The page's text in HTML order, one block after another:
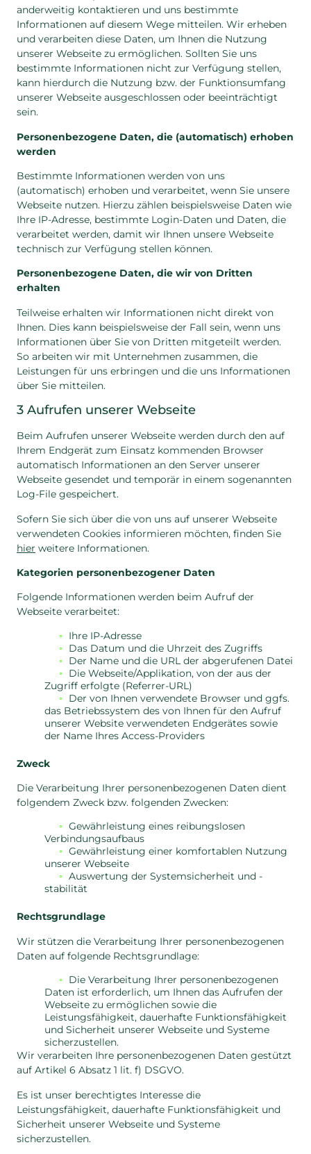
anderweitig kontaktieren und uns bestimmte
Informationen auf diesem Wege mitteilen. Wir erheben
und verarbeiten diese Daten, um Ihnen die Nutzung
unserer Webseite zu ermöglichen. Sollten Sie uns
bestimmte Informationen nicht zur Verfügung stellen,
kann hierdurch die Nutzung bzw. der Funktionsumfang
unserer Webseite ausgeschlossen oder beeinträchtigt
sein.
Personenbezogene Daten, die (automatisch) erhoben
werden
Bestimmte Informationen werden von uns
(automatisch) erhoben und verarbeitet, wenn Sie unsere
Webseite nutzen. Hierzu zählen beispielsweise Daten wie
Ihre IP-Adresse, bestimmte Login-Daten und Daten, die
verarbeitet werden, damit wir Ihnen unsere Webseite
technisch zur Verfügung stellen können.
Personenbezogene Daten, die wir von Dritten
erhalten
Teilweise erhalten wir Informationen nicht direkt von
Ihnen. Dies kann beispielsweise der Fall sein, wenn uns
Informationen über Sie von Dritten mitgeteilt werden.
So arbeiten wir mit Unternehmen zusammen, die
Leistungen für uns erbringen und die uns Informationen
über Sie mitteilen.
3 Aufrufen unserer Webseite
Beim Aufrufen unserer Webseite werden durch den auf
Ihrem Endgerät zum Einsatz kommenden Browser
automatisch Informationen an den Server unserer
Webseite gesendet und temporär in einem sogenannten
Log-File gespeichert.
Sofern Sie sich über die von uns auf unserer Webseite
verwendeten Cookies informieren möchten, finden Sie
hier weitere Informationen.
Kategorien personenbezogener Daten
Folgende Informationen werden beim Aufruf der
Webseite verarbeitet:
Ihre IP-Adresse
Das Datum und die Uhrzeit des Zugriffs
Der Name und die URL der abgerufenen Datei
Die Webseite/Applikation, von der aus der
Zugriff erfolgte (Referrer-URL)
Der von Ihnen verwendete Browser und ggfs.
das Betriebssystem des von Ihnen für den Aufruf
unserer Website verwendeten Endgerätes sowie
der Name Ihres Access-Providers
Zweck
Die Verarbeitung Ihrer personenbezogenen Daten dient
folgendem Zweck bzw. folgenden Zwecken:
Gewährleistung eines reibungslosen
Verbindungsaufbaus
Gewährleistung einer komfortablen Nutzung
unserer Webseite
Auswertung der Systemsicherheit und -
stabilität
Rechtsgrundlage
Wir stützen die Verarbeitung Ihrer personenbezogenen
Daten auf folgende Rechtsgrundlage:
Die Verarbeitung Ihrer personenbezogenen
Daten ist erforderlich, um Ihnen das Aufrufen der
Webseite zu ermöglichen sowie die
Leistungsfähigkeit, dauerhafte Funktionsfähigkeit
und Sicherheit unserer Webseite und Systeme
sicherzustellen.
Wir verarbeiten Ihre personenbezogenen Daten gestützt
auf Artikel 6 Absatz 1 lit. f) DSGVO.
Es ist unser berechtigtes Interesse die
Leistungsfähigkeit, dauerhafte Funktionsfähigkeit und
Sicherheit unserer Webseite und Systeme
sicherzustellen.